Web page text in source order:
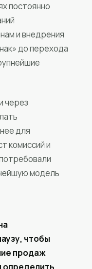
постоянно
и внедрения
до перехода
через
для
комиссий и
модель
чтобы
продаж